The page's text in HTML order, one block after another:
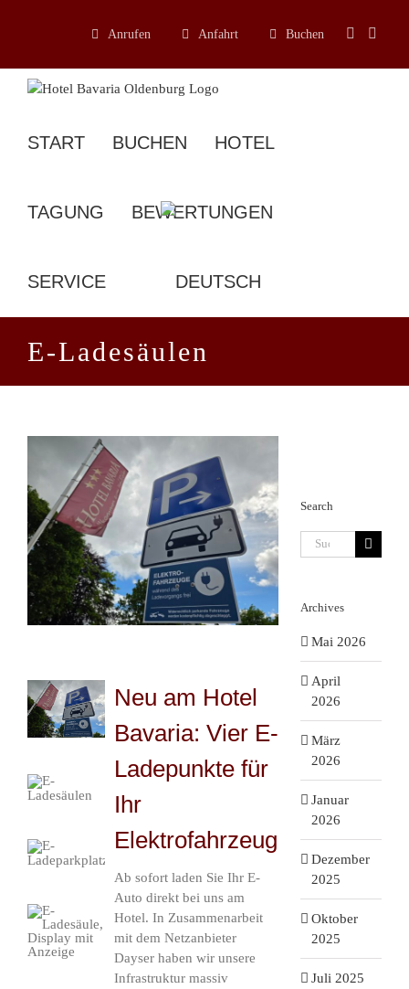
Anrufen Anfahrt Buchen
START BUCHEN HOTEL
TAGUNG BEWERTUNGEN
SERVICE
E-Ladesäulen
Neu am Hotel
Bavaria: Vier E-
Ladepunkte für
Ihr
Elektrofahrzeug
Ab sofort laden Sie Ihr E-
Auto direkt bei uns am
Hotel. In Zusammenarbeit
mit dem Netzanbieter
Dayser haben wir unsere
Infrastruktur massiv
Search
Suche
nach:
Archives
Mai 2026
April
2026
März
2026
Januar
2026
Dezember
2025
Oktober
2025
Juli 2025